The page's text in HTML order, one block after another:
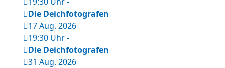
19:30 Uhr-
Die Deichfotografen
17 Aug. 2026
19:30 Uhr-
Die Deichfotografen
31 Aug. 2026